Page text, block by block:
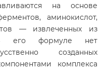
на основе
аминокислот,
— извлеченных из
В его формуле нет
созданных
комплекса